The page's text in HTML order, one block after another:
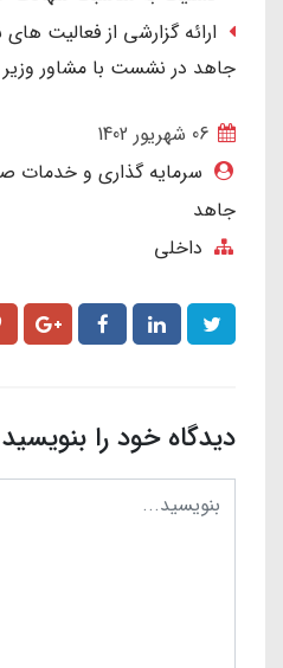
ارائه گزارشی از فعالیت
جاهد در نشست با مشاور
سرمایه گذاری و خدمات
جاهد
داخلی
دیدگاه خود را بنویسید